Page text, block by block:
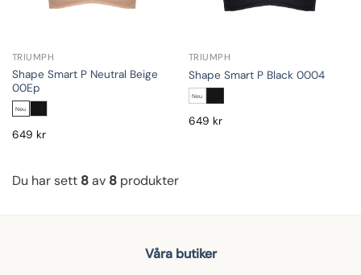
TRIUMPH
Shape Smart P Neutral Beige
00Ep
Neu
649 kr
TRIUMPH
Shape Smart P Black 0004
Neu
649 kr
Du har sett 8av 8 produkter
Våra butiker